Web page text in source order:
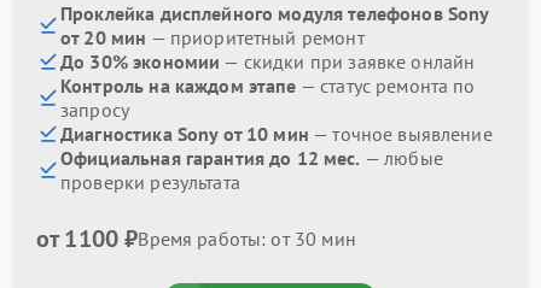
Проклейка дисплейного модуля телефонов Sony
от 20 мин — приоритетный ремонт
До 30% экономии — скидки при заявке онлайн
Контроль на каждом этапе — статус ремонта по
запросу
Диагностика Sony от 10 мин — точное выявление
Официальная гарантия до 12 мес. — любые
проверки результата
от 1100 ₽Время работы: от 30 мин